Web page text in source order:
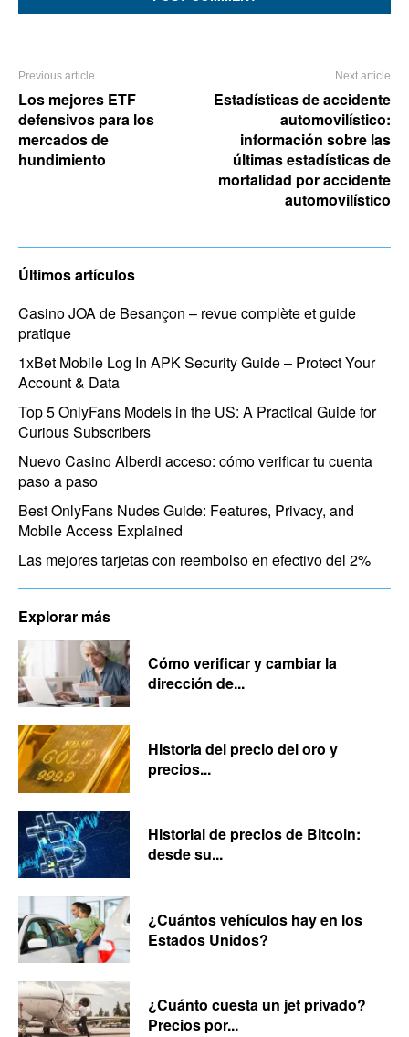
Previous article
Los mejores ETF
defensivos para los
mercados de
hundimiento
Next article
Estadísticas de accidente
automovilístico:
información sobre las
últimas estadísticas de
mortalidad por accidente
automovilístico
Últimos artículos
Casino JOA de Besançon – revue complète et guide
pratique
1xBet Mobile Log In APK Security Guide – Protect Your
Account & Data
Top 5 OnlyFans Models in the US: A Practical Guide for
Curious Subscribers
Nuevo Casino Alberdi acceso: cómo verificar tu cuenta
paso a paso
Best OnlyFans Nudes Guide: Features, Privacy, and
Mobile Access Explained
Las mejores tarjetas con reembolso en efectivo del 2%
Explorar más
Cómo verificar y cambiar la
dirección de...
Historia del precio del oro y
precios...
Historial de precios de Bitcoin:
desde su...
¿Cuántos vehículos hay en los
Estados Unidos?
¿Cuánto cuesta un jet privado?
Precios por...